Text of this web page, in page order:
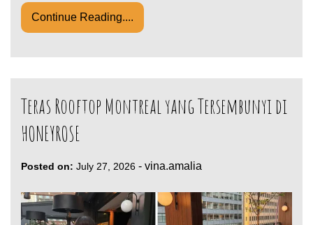
Continue Reading....
Teras Rooftop Montreal yang Tersembunyi di
HONEYROSE
Posted on: July 27, 2026 - vina.amalia